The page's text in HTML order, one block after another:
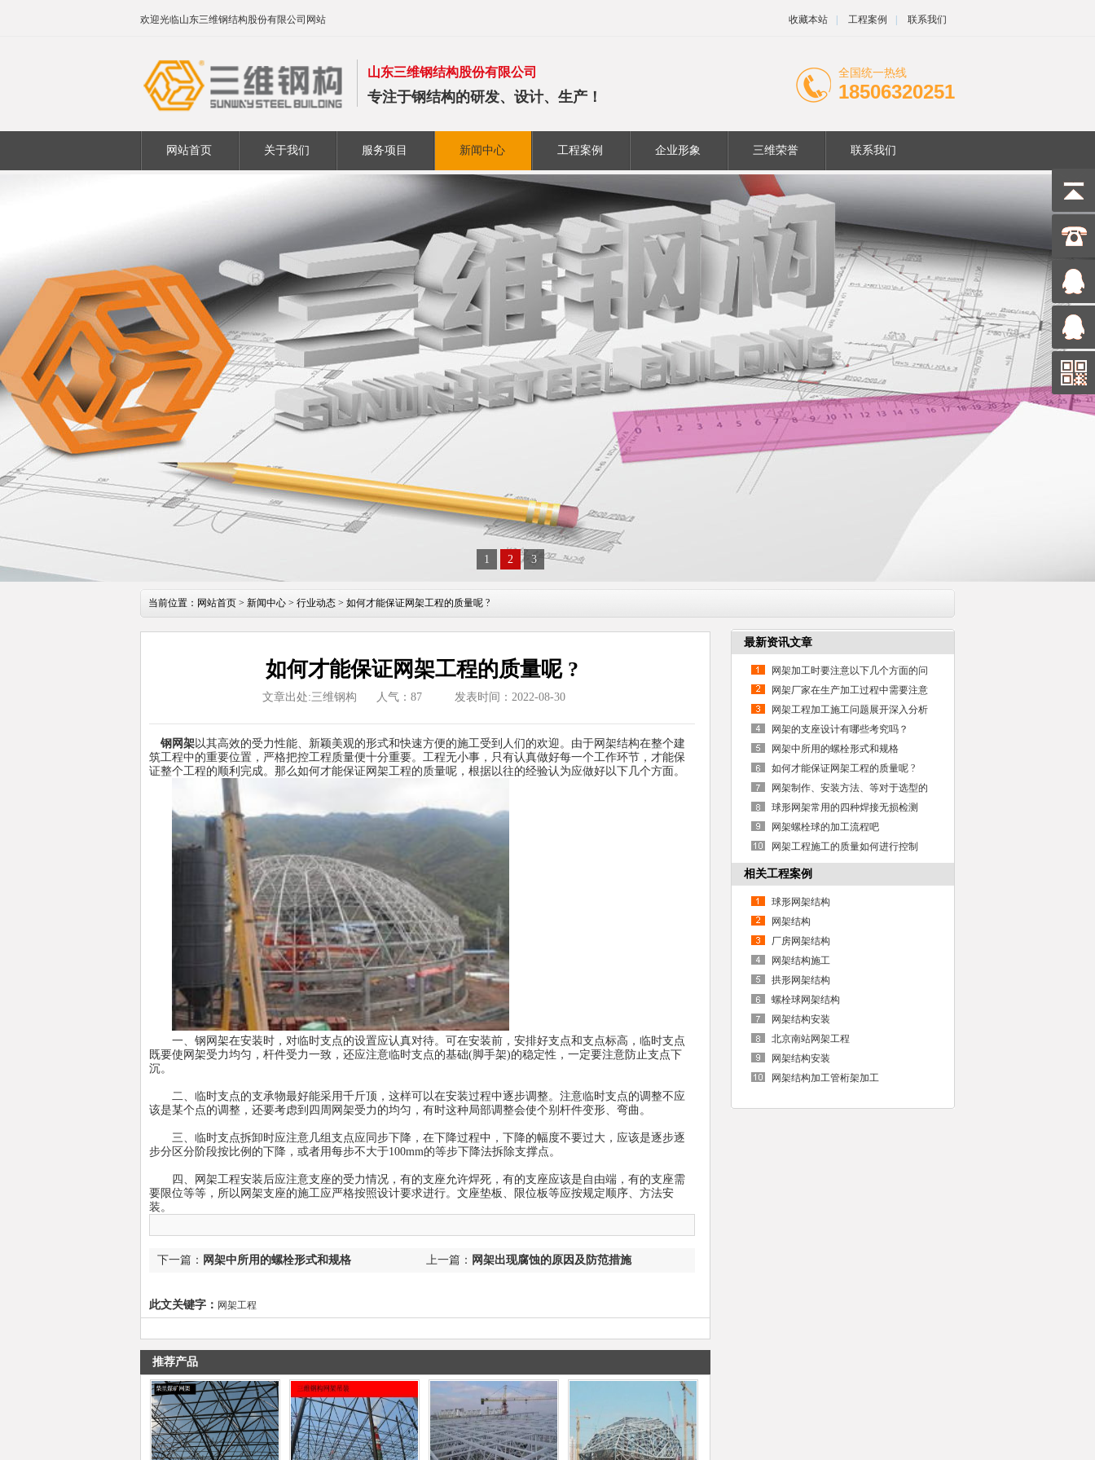
欢迎光临山东三维钢结构股份有限公司网站 收藏本站 工程案例 联系我们
山东三维钢结构股份有限公司
专注于钢结构的研发、设计、生产！
全国统一热线
18506320251
网站首页 关于我们 服务项目 新闻中心 工程案例 企业形象 三维荣誉 联系我们
1 2 3
当前位置： 网站首页 > 新闻中心 > 行业动态 > 如何才能保证网架工程的质量呢 ?
如何才能保证网架工程的质量呢 ?
文章出处:三维钢构 人气： 87 发表时间：2022-08-30
钢网架以其高效的受力性能、新颖美观的形式和快速方便的施工受到人们的欢迎。由于网架结构在整个建
筑工程中的重要位置，严格把控工程质量便十分重要。工程无小事，只有认真做好每一个工作环节，才能保
证整个工程的顺利完成。那么如何才能保证网架工程的质量呢，根据以往的经验认为应做好以下几个方面。
一、钢网架在安装时，对临时支点的设置应认真对待。可在安装前，安排好支点和支点标高，临时支点
既要使网架受力均匀，杆件受力一致，还应注意临时支点的基础(脚手架)的稳定性，一定要注意防止支点下
沉。
二、临时支点的支承物最好能采用千斤顶，这样可以在安装过程中逐步调整。注意临时支点的调整不应
该是某个点的调整，还要考虑到四周网架受力的均匀，有时这种局部调整会使个别杆件变形、弯曲。
三、临时支点拆卸时应注意几组支点应同步下降，在下降过程中，下降的幅度不要过大，应该是逐步逐
步分区分阶段按比例的下降，或者用每步不大于100mm的等步下降法拆除支撑点。
四、网架工程安装后应注意支座的受力情况，有的支座允许焊死，有的支座应该是自由端，有的支座需
要限位等等，所以网架支座的施工应严格按照设计要求进行。文座垫板、限位板等应按规定顺序、方法安
装。
上一篇： 网架出现腐蚀的原因及防范措施
下一篇： 网架中所用的螺栓形式和规格
此文关键字： 网架工程
推荐产品
最新资讯文章
网架加工时要注意以下几个方面的问
题
网架厂家在生产加工过程中需要注意
以下事项
网架工程加工施工问题展开深入分析
与探讨
网架的支座设计有哪些考究吗？
网架中所用的螺栓形式和规格
如何才能保证网架工程的质量呢 ?
网架制作、安装方法、等对于选型的
影响
球形网架常用的四种焊接无损检测
网架螺栓球的加工流程吧
网架工程施工的质量如何进行控制
相关工程案例
球形网架结构
网架结构
厂房网架结构
网架结构施工
拱形网架结构
螺栓球网架结构
网架结构安装
北京南站网架工程
网架结构安装
网架结构加工管桁架加工